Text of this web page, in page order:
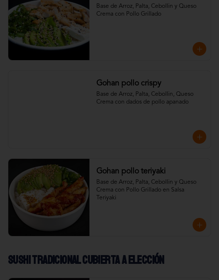
Base de Arroz, Palta, Cebollin y Queso
Crema con Pollo Grillado
Gohan pollo crispy
Base de Arroz, Palta, Cebollin, Queso
Crema con dados de pollo apanado
Gohan pollo teriyaki
Base de Arroz, Palta, Cebollin y Queso
Crema con Pollo Grillado en Salsa
Teriyaki
Sushi Tradicional cubierta a elección